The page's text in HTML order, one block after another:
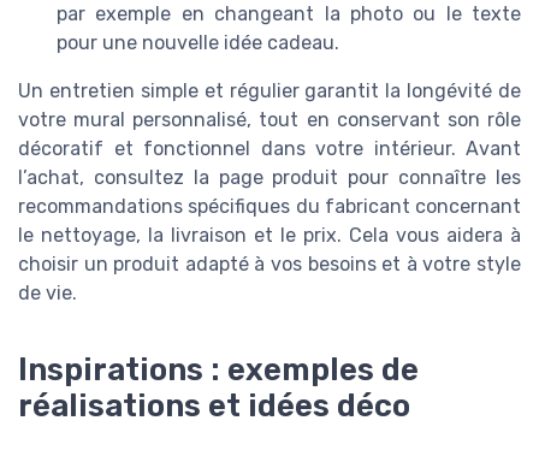
par exemple en changeant la photo ou le texte
pour une nouvelle idée cadeau.
Un entretien simple et régulier garantit la longévité de
votre mural personnalisé, tout en conservant son rôle
décoratif et fonctionnel dans votre intérieur. Avant
l’achat, consultez la page produit pour connaître les
recommandations spécifiques du fabricant concernant
le nettoyage, la livraison et le prix. Cela vous aidera à
choisir un produit adapté à vos besoins et à votre style
de vie.
Inspirations : exemples de
réalisations et idées déco